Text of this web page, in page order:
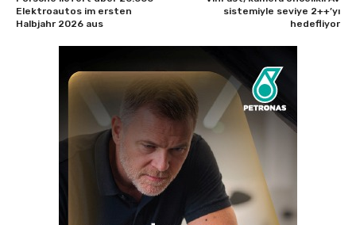
Elektroautos im ersten
Halbjahr 2026 aus
sistemiyle seviye 2++’yı
hedefliyor